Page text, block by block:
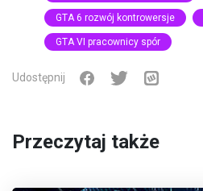
GTA 6 rozwój kontrowersje
GTA VI pracownicy spór
Udostępnij
Przeczytaj także